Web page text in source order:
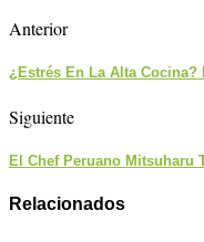
Anterior
¿Estrés En La Alta
Siguiente
El Chef Peruano Mitsuharu
Relacionados